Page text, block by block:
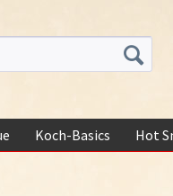
Koch-Basics Hot